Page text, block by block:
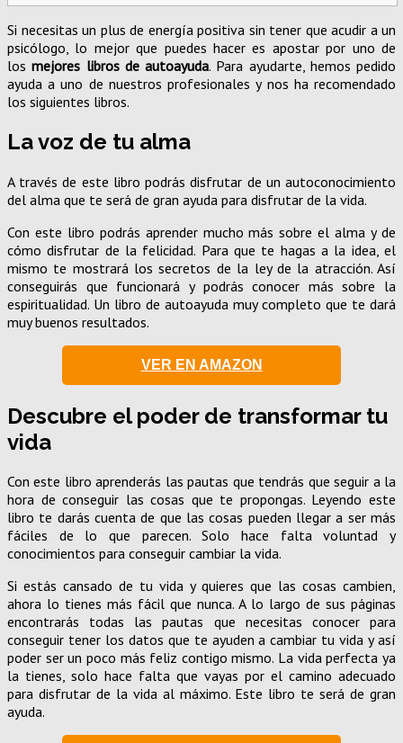
Si necesitas un plus de energía positiva sin tener que acudir a un
psicólogo, lo mejor que puedes hacer es apostar por uno de
losmejores libros de autoayuda. Para ayudarte, hemos pedido
ayuda a uno de nuestros profesionales y nos ha recomendado
los siguientes libros.
La voz de tu alma
A través de este libro podrás disfrutar de un autoconocimiento
del alma que te será de gran ayuda para disfrutar de la vida.
Con este libro podrás aprender mucho más sobre el alma y de
cómo disfrutar de la felicidad. Para que te hagas a la idea, el
mismo te mostrará los secretos de la ley de la atracción. Así
conseguirás que funcionará y podrás conocer más sobre la
espiritualidad. Un libro de autoayuda muy completo que te dará
muy buenos resultados.
VER EN AMAZON
Descubre el poder de transformar tu
vida
Con este libro aprenderás las pautas que tendrás que seguir a la
hora de conseguir las cosas que te propongas. Leyendo este
libro te darás cuenta de que las cosas pueden llegar a ser más
fáciles de lo que parecen. Solo hace falta voluntad y
conocimientos para conseguir cambiar la vida.
Si estás cansado de tu vida y quieres que las cosas cambien,
ahora lo tienes más fácil que nunca. A lo largo de sus páginas
encontrarás todas las pautas que necesitas conocer para
conseguir tener los datos que te ayuden a cambiar tu vida y así
poder ser un poco más feliz contigo mismo. La vida perfecta ya
la tienes, solo hace falta que vayas por el camino adecuado
para disfrutar de la vida al máximo. Este libro te será de gran
ayuda.